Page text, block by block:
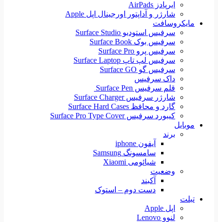
ایرپادز AirPads
شارژر و آداپتور اورجینال اپل Apple
مایکروسافت
سرفیس استودیو Surface Studio
سرفیس بوک Surface Book
سرفیس پرو Surface Pro
سرفیس لپ تاپ Surface Laptop
سرفیس گو Surface GO
داک سرفیس
قلم سرفیس Surface Pen
شارژر سرفیس Surface Charger
گارد و محافظ Surface Hard Cases
کیبورد سرفیس Surface Pro Type Cover
موبایل
برند
آیفون iphone
سامسونگ Samsung
شیائومی Xiaomi
وضعیت
آکبند
دست دوم – استوک
تبلت
اپل Apple
لنوو Lenovo